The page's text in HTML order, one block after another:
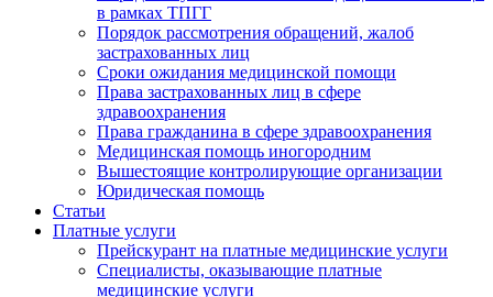
в рамках ТПГГ
Порядок рассмотрения обращений, жалоб
застрахованных лиц
Сроки ожидания медицинской помощи
Права застрахованных лиц в сфере
здравоохранения
Права гражданина в сфере здравоохранения
Медицинская помощь иногородним
Вышестоящие контролирующие организации
Юридическая помощь
Статьи
Платные услуги
Прейскурант на платные медицинские услуги
Специалисты, оказывающие платные
медицинские услуги